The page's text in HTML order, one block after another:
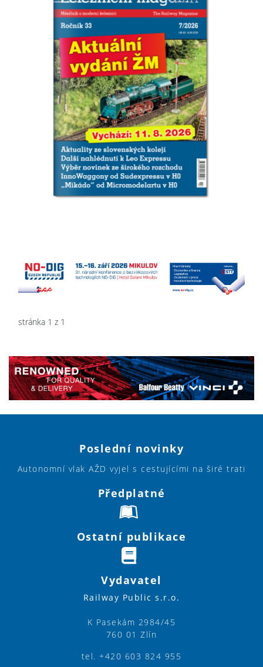
stránka 1 z 1
Poslední novinky
Autonomní vlak AŽD vyjel s cestujícími na širé trati
Předplatné
Ostatní publikace
Vydavatel
Railway Public s.r.o.
K Pasekám 2984/45
760 01 Zlín
tel. +420 603 824 955